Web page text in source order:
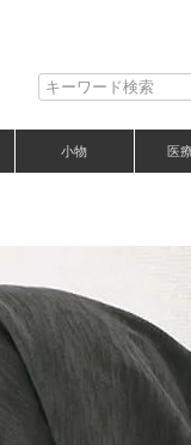
小物 医